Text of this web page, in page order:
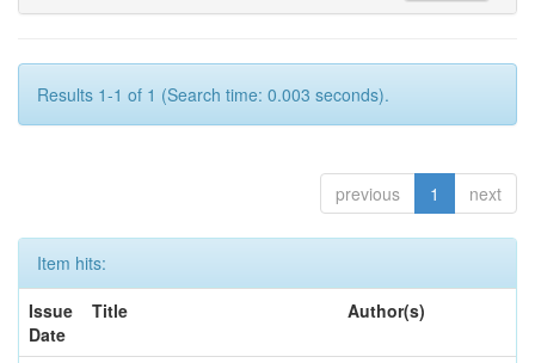
Results 1-1 of 1 (Search time: 0.003 seconds).
previous 1 next
Item hits:
Issue
Date
Title Author(s)